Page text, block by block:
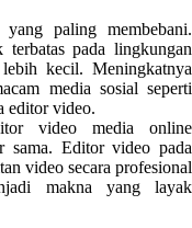
paling membebani.
pada lingkungan
kecil. Meningkatnya
media sosial seperti
editor video.
video media online
sama. Editor video pada
video secara profesional
makna yang layak